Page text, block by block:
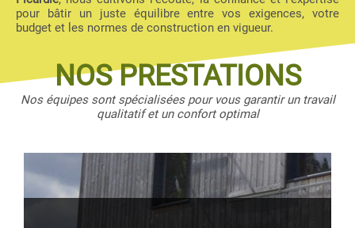
pour bâtir un juste équilibre entre vos exigences, votre
budget et les normes de construction en vigueur.
NOS PRESTATIONS
Nos équipes sont spécialisées pour vous garantir un travail
qualitatif et un confort optimal